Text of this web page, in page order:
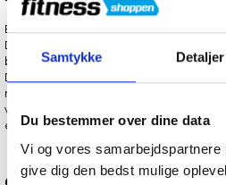
Samtykke Detaljer
Du bestemmer over dine data
Vi og vores
give dig den bedst mulige
Er du ny til vægtvest-træning,
Den giver dig mulighed for at starte
belastningen gradvist, efterhånden
Du undgår overbelastning, og du får
mange år – selv når du bliver
vægtveste kan vægtpakkerne tages
efter dine behov. Læs